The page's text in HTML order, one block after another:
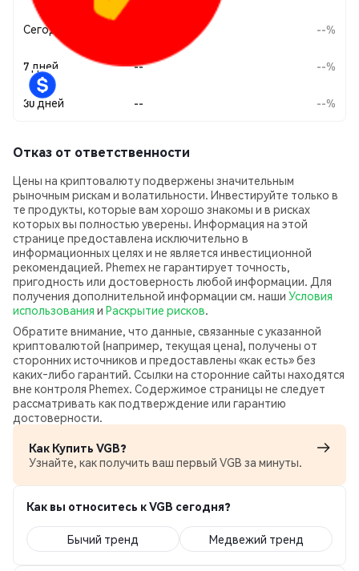
Сегодня --%
7 дней -- --%
30 дней -- --%
Отказ от ответственности
Цены на криптовалюту подвержены значительным
рыночным рискам и волатильности. Инвестируйте только в
те продукты, которые вам хорошо знакомы и в рисках
которых вы полностью уверены. Информация на этой
странице предоставлена исключительно в
информационных целях и не является инвестиционной
рекомендацией. Phemex не гарантирует точность,
пригодность или достоверность любой информации. Для
получения дополнительной информации см. наши Условия
использования и Раскрытие рисков.
Обратите внимание, что данные, связанные с указанной
криптовалютой (например, текущая цена), получены от
сторонних источников и предоставлены «как есть» без
каких‑либо гарантий. Ссылки на сторонние сайты находятся
вне контроля Phemex. Содержимое страницы не следует
рассматривать как подтверждение или гарантию
достоверности.
Как Купить VGB?
Узнайте, как получить ваш первый VGB за минуты.
Как вы относитесь к VGB сегодня?
Бычий тренд Медвежий тренд